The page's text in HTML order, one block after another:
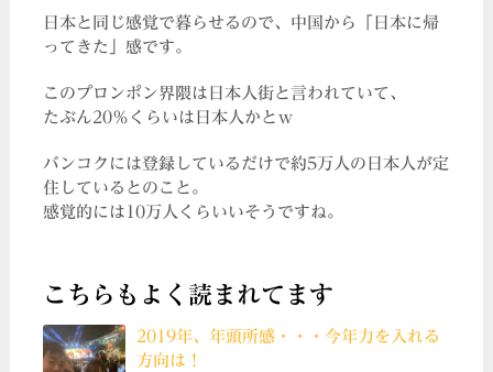
日本と同じ感覚で暮らせるので、中国から「日本に帰
ってきた」感です。
このプロンポン界隈は日本人街と言われていて、
たぶん20％くらいは日本人かとｗ
バンコクには登録しているだけで約5万人の日本人が定
住しているとのこと。
感覚的には10万人くらいいそうですね。
こちらもよく読まれてます
2019年、年頭所感・・・今年力を入れる
方向は！